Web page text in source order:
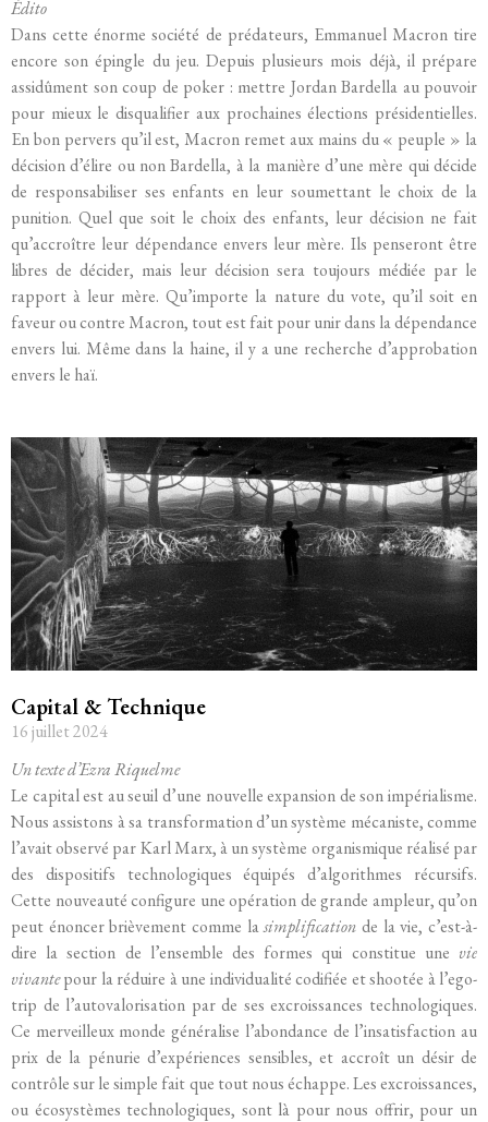
Édito
Dans cette énorme société de prédateurs, Emmanuel Macron tire
encore son épingle du jeu. Depuis plusieurs mois déjà, il prépare
assidûment son coup de poker : mettre Jordan Bardella au pouvoir
pour mieux le disqualifier aux prochaines élections présidentielles.
En bon pervers qu’il est, Macron remet aux mains du « peuple » la
décision d’élire ou non Bardella, à la manière d’une mère qui décide
de responsabiliser ses enfants en leur soumettant le choix de la
punition. Quel que soit le choix des enfants, leur décision ne fait
qu’accroître leur dépendance envers leur mère. Ils penseront être
libres de décider, mais leur décision sera toujours médiée par le
rapport à leur mère. Qu’importe la nature du vote, qu’il soit en
faveur ou contre Macron, tout est fait pour unir dans la dépendance
envers lui. Même dans la haine, il y a une recherche d’approbation
envers le haï.
Capital & Technique
16 juillet 2024
Un texte d’Ezra Riquelme
Le capital est au seuil d’une nouvelle expansion de son impérialisme.
Nous assistons à sa transformation d’un système mécaniste, comme
l’avait observé par Karl Marx, à un système organismique réalisé par
des dispositifs technologiques équipés d’algorithmes récursifs.
Cette nouveauté configure une opération de grande ampleur, qu’on
peut énoncer brièvement comme lasimplification de la vie, c’est-à-
dire la section de l’ensemble des formes qui constitue une vie
vivantepour la réduire à une individualité codifiée et shootée à l’ego-
trip de l’autovalorisation par de ses excroissances technologiques.
Ce merveilleux monde généralise l’abondance de l’insatisfaction au
prix de la pénurie d’expériences sensibles, et accroît un désir de
contrôle sur le simple fait que tout nous échappe. Les excroissances,
ou écosystèmes technologiques, sont là pour nous offrir, pour un